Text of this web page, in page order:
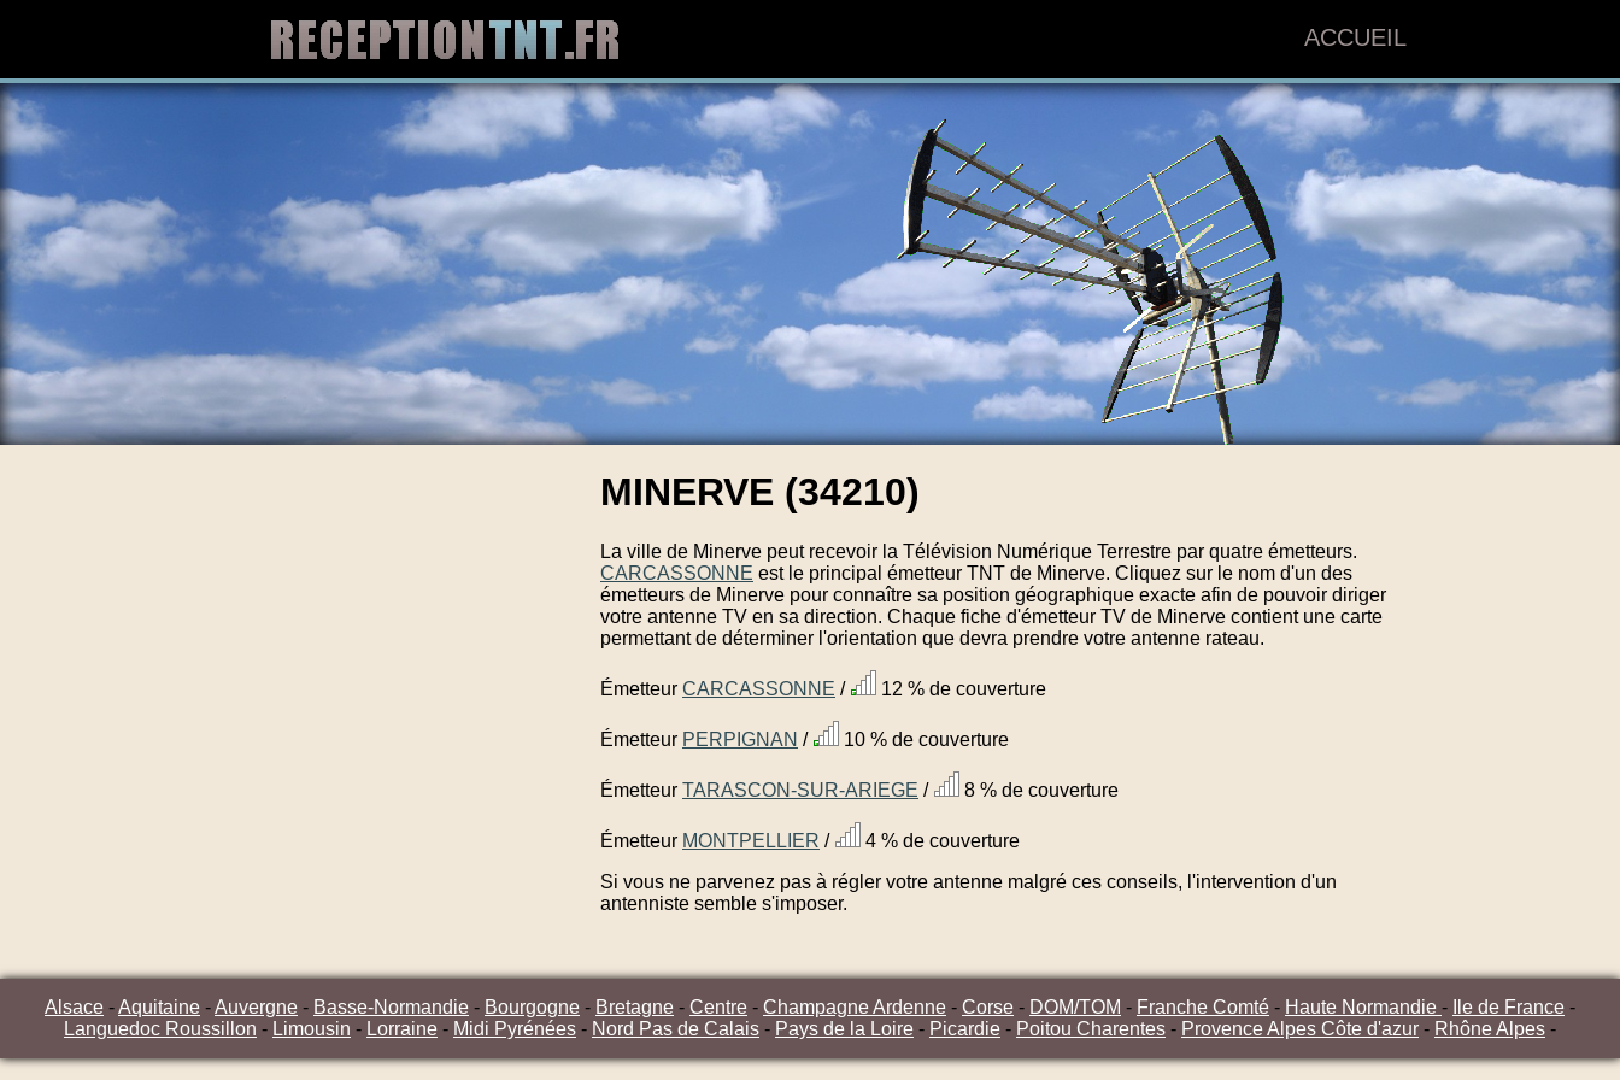
ACCUEIL
MINERVE (34210)
La ville de Minerve peut recevoir la Télévision Numérique Terrestre par quatre émetteurs.
CARCASSONNE est le principal émetteur TNT de Minerve. Cliquez sur le nom d'un des
émetteurs de Minerve pour connaître sa position géographique exacte afin de pouvoir diriger
votre antenne TV en sa direction. Chaque fiche d'émetteur TV de Minerve contient une carte
permettant de déterminer l'orientation que devra prendre votre antenne rateau.
Émetteur CARCASSONNE / 12 % de couverture
Émetteur PERPIGNAN / 10 % de couverture
Émetteur TARASCON-SUR-ARIEGE / 8 % de couverture
Émetteur MONTPELLIER /
4 % de couverture
Si vous ne parvenez pas à régler votre antenne malgré ces conseils, l'intervention d'un
antenniste semble s'imposer.
Alsace -Aquitaine -Auvergne - Basse-Normandie - Bourgogne - Bretagne - Centre - Champagne Ardenne - Corse - DOM/TOM - Franche Comté - Haute Normandie - Ile de France -
Languedoc Roussillon - Limousin - Lorraine - Midi Pyrénées - Nord Pas de Calais - Pays de la Loire - Picardie - Poitou Charentes - Provence Alpes Côte d'azur - Rhône Alpes -